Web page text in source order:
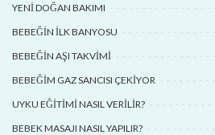
YENI DOĞAN BAKIMI
BEBEĞIN İLK BANYOSU
BEBEĞIN AŞI TAKVIMI
BEBEĞIM GAZ SANCISI ÇEKIYOR
UYKU EĞITIMI NASIL VERILIR?
BEBEK MASAJI NASIL YAPILIR?